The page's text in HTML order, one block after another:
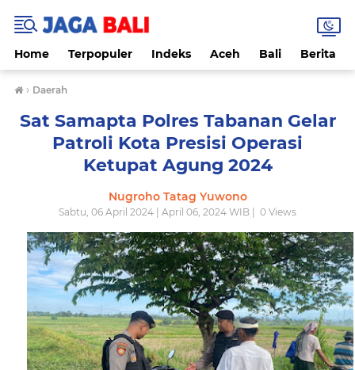
Home Terpopuler Indeks Aceh Bali Berita
› Daerah
Sat Samapta Polres Tabanan Gelar
Patroli Kota Presisi Operasi
Ketupat Agung 2024
Nugroho Tatag Yuwono
Sabtu, 06 April 2024 | April 06, 2024 WIB | 0 Views